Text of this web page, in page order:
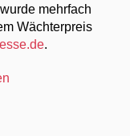
mehrfach
Wächterpreis
.